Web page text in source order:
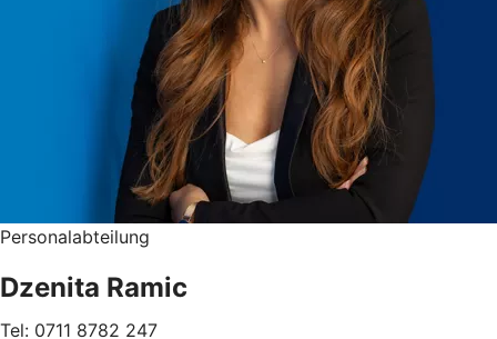
Personalabteilung
Dzenita Ramic
Tel: 0711 8782 247